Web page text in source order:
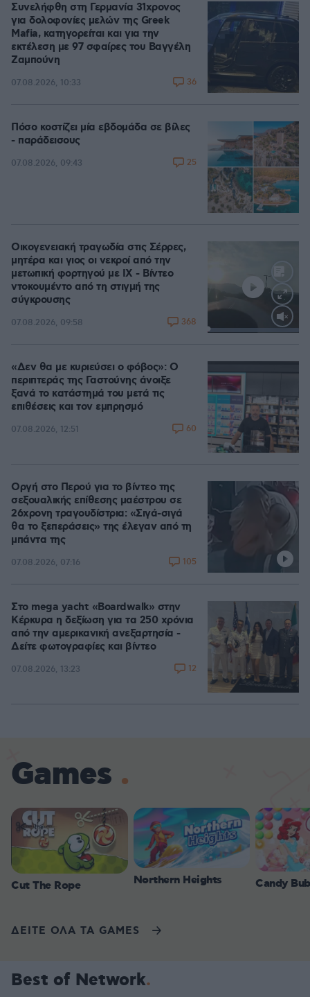
Συνελήφθη στη Γερμανία 31χρονος
για δολοφονίες μελών της Greek
Mafia, κατηγορείται και για την
εκτέλεση με 97 σφαίρες του Βαγγέλη
Ζαμπούνη
07.08.2026, 10:33 36
Πόσο κοστίζει μία εβδομάδα σε βίλες
- παράδεισους
07.08.2026, 09:43 25
Loaded:
Οικογενειακή τραγωδία στις Σέρρες,
μητέρα και γιος οι νεκροί από την
μετωπική φορτηγού με ΙΧ - Βίντεο
ντοκουμέντο από τη στιγμή της
σύγκρουσης
07.08.2026, 09:58 368
«Δεν θα με κυριεύσει ο φόβος»: Ο
περιπτεράς της Γαστούνης άνοιξε
ξανά το κατάστημά του μετά τις
επιθέσεις και τον εμπρησμό
07.08.2026, 12:51 60
Οργή στο Περού για το βίντεο της
σεξουαλικής επίθεσης μαέστρου σε
26χρονη τραγουδίστρια: «Σιγά-σιγά
θα το ξεπεράσεις» της έλεγαν από τη
μπάντα της
07.08.2026, 07:16 105
Στο mega yacht «Boardwalk» στην
Κέρκυρα η δεξίωση για τα 250 χρόνια
από την αμερικανική ανεξαρτησία -
Δείτε φωτογραφίες και βίντεο
07.08.2026, 13:23 12
Games
Cut The Rope Northern Heights Candy
ΔΕΙΤΕ ΟΛΑ ΤΑ GAMES
Best of Network